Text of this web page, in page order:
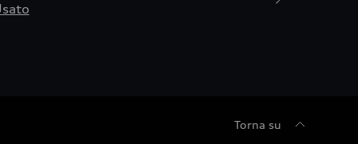
Torna su